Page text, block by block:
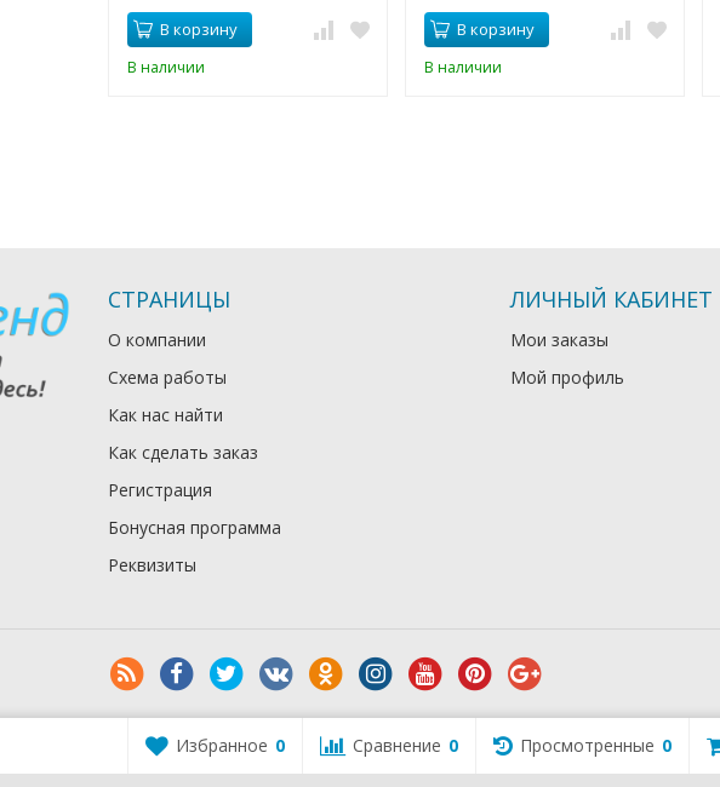
В корзину
В наличии
В корзину
В наличии
СТРАНИЦЫ
О компании
Схема работы
Как нас найти
Как сделать заказ
Регистрация
Бонусная программа
Реквизиты
ЛИЧНЫЙ КАБИНЕТ
Мои заказы
Мой профиль
Избранное 0 Сравнение 0 Просмотренные 0